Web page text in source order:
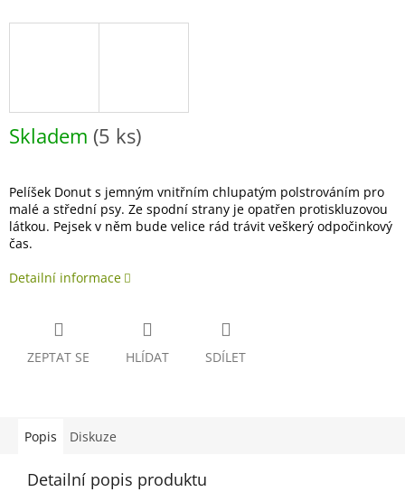
Skladem (5 ks)
Pelíšek Donut s jemným vnitřním chlupatým polstrováním pro
malé a střední psy. Ze spodní strany je opatřen protiskluzovou
látkou. Pejsek v něm bude velice rád trávit veškerý odpočinkový
čas.
Detailní informace
ZEPTAT SE HLÍDAT SDÍLET
Popis Diskuze
Detailní popis produktu